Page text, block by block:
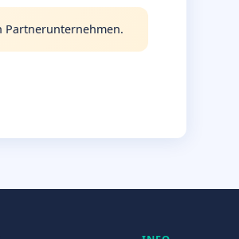
Partnerunternehmen.